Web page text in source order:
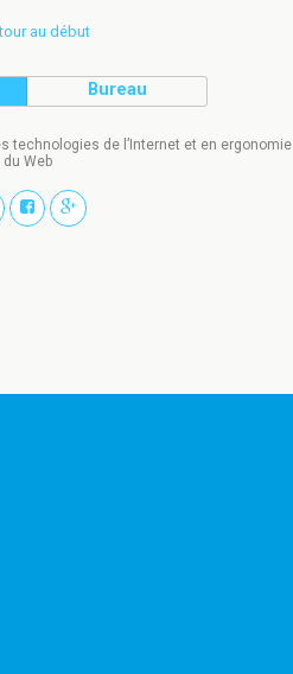
au début
Bureau
technologies de l’Internet et en ergonomie
du Web